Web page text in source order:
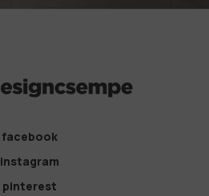
facebook
instagram
pinterest